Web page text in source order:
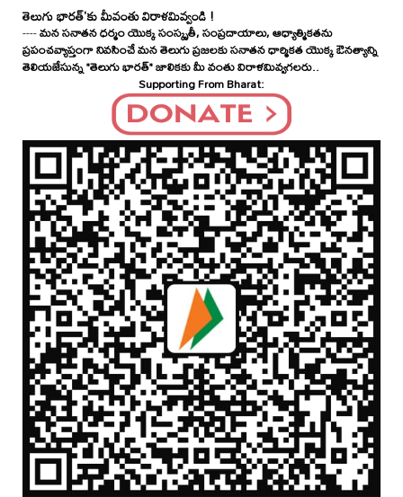
తెలుగు భారత్'కు మీవంతు విరాళమివ్వండి !
----మన సనాతన ధర్మం యొక్క సంస్కృతీ, సంప్రదాయాలు, ఆధ్యాత్మికతను
ప్రపంచవ్యాప్తంగా నివసించే మన తెలుగు ప్రజలకు సనాతన ధార్మికత యొక్క ఔనత్యాన్ని
తెలియజేసున్న "తెలుగు భారత్" జాలికకు మీ వంతు విరాళమివ్వగలరు..
Supporting From Bharat: